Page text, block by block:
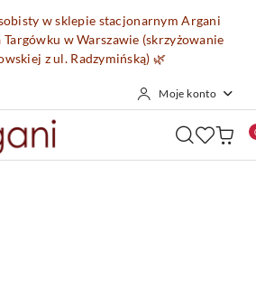
głównej
produktuw sklepie stacjonarnym Argani
w Warszawie (skrzyżowanie
z ul. Radzymińską) 🌿
Moje konto